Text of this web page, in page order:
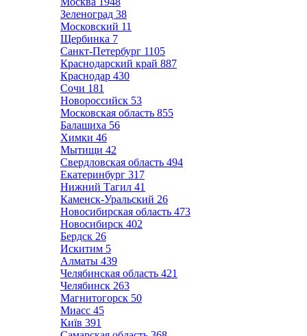
Зеленоград 38
Московский 11
Щербинка 7
Санкт-Петербург 1105
Краснодарский край 887
Краснодар 430
Сочи 181
Новороссийск 53
Московская область 855
Балашиха 56
Химки 46
Мытищи 42
Свердловская область 494
Екатеринбург 317
Нижний Тагил 41
Каменск-Уральский 26
Новосибирская область 473
Новосибирск 402
Бердск 26
Искитим 5
Алматы 439
Челябинская область 421
Челябинск 263
Магнитогорск 50
Миасс 45
Київ 391